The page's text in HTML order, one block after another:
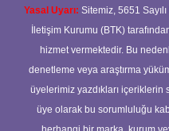
Yasal Uyarı: Sitemiz, 5651
İletişim Kurumu (BTK)
hizmet vermektedir. Bu
denetleme veya araştırma
üyelerimiz yazdıkları içeriklerin
üye olarak bu sorumluluğu